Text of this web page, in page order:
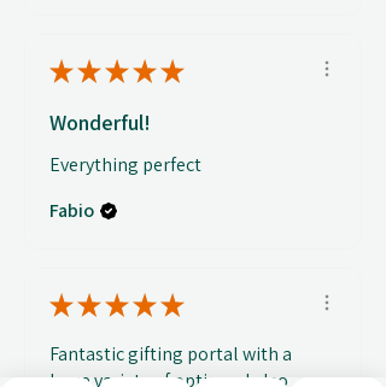
★★★★★
Wonderful!
Everything perfect
Fabio
★★★★★
Fantastic gifting portal with a
huge variety of options. I also